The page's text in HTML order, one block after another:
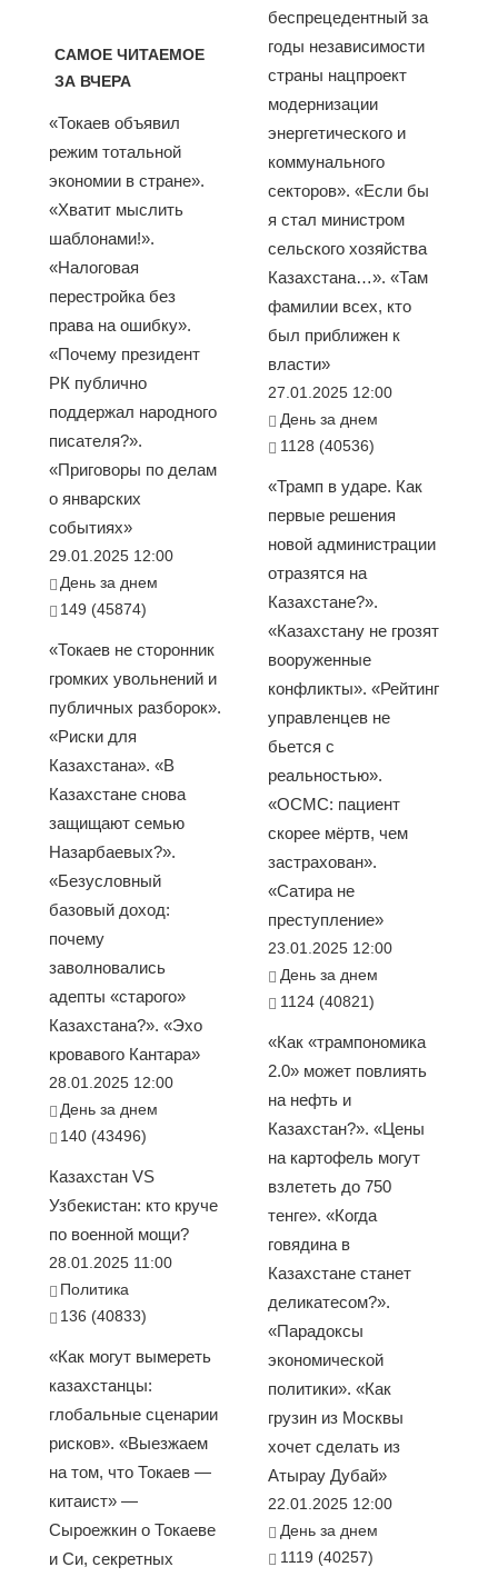
САМОЕ ЧИТАЕМОЕ
ЗА ВЧЕРА
«Токаев объявил
режим тотальной
экономии в стране».
«Хватит мыслить
шаблонами!».
«Налоговая
перестройка без
права на ошибку».
«Почему президент
РК публично
поддержал народного
писателя?».
«Приговоры по делам
о январских
событиях»
29.01.2025 12:00
День за днем
149 (45874)
«Токаев не сторонник
громких увольнений и
публичных разборок».
«Риски для
Казахстана». «В
Казахстане снова
защищают семью
Назарбаевых?».
«Безусловный
базовый доход:
почему
заволновались
адепты «старого»
Казахстана?». «Эхо
кровавого Кантара»
28.01.2025 12:00
День за днем
140 (43496)
Казахстан VS
Узбекистан: кто круче
по военной мощи?
28.01.2025 11:00
Политика
136 (40833)
«Как могут вымереть
казахстанцы:
глобальные сценарии
рисков». «Выезжаем
на том, что Токаев —
китаист» —
Сыроежкин о Токаеве
и Си, секретных
беспрецедентный за
годы независимости
страны нацпроект
модернизации
энергетического и
коммунального
секторов». «Если бы
я стал министром
сельского хозяйства
Казахстана…». «Там
фамилии всех, кто
был приближен к
власти»
27.01.2025 12:00
День за днем
1128 (40536)
«Трамп в ударе. Как
первые решения
новой администрации
отразятся на
Казахстане?».
«Казахстану не грозят
вооруженные
конфликты». «Рейтинг
управленцев не
бьется с
реальностью».
«ОСМС: пациент
скорее мёртв, чем
застрахован».
«Сатира не
преступление»
23.01.2025 12:00
День за днем
1124 (40821)
«Как «трампономика
2.0» может повлиять
на нефть и
Казахстан?». «Цены
на картофель могут
взлететь до 750
тенге». «Когда
говядина в
Казахстане станет
деликатесом?».
«Парадоксы
экономической
политики». «Как
грузин из Москвы
хочет сделать из
Атырау Дубай»
22.01.2025 12:00
День за днем
1119 (40257)